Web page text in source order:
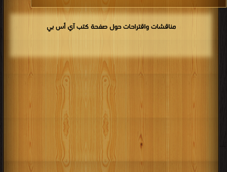
مناقشات واقتراحات حول صفحة كتب آي أس بي